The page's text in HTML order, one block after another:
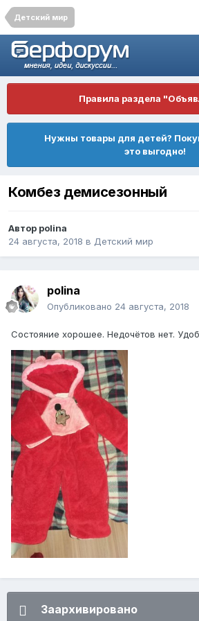
Детский мир
Правила раздела
Нужны товары для детей?
это выгодно!
Комбез демисезонный
Автор polina
24 августа, 2018 в Детский мир
polina
Опубликовано 24 августа, 2018
Состояние хорошее. Недочётов нет.
Заархивировано